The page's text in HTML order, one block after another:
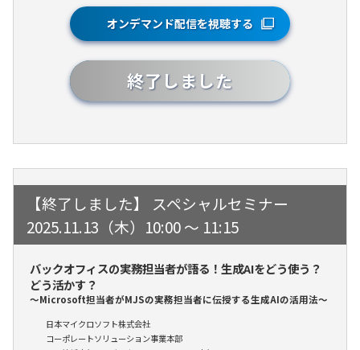
オンデマンド配信を視聴する
終了しました
スペシャルセミナー
2025.11.13（木）10:00 ～ 11:15
バックオフィスの実務担当者が語る！生成AIをどう使う？
どう活かす？
～Microsoft担当者がMJSの実務担当者に伝授する生成AIの活用法～
日本マイクロソフト株式会社
コーポレートソリューション事業本部